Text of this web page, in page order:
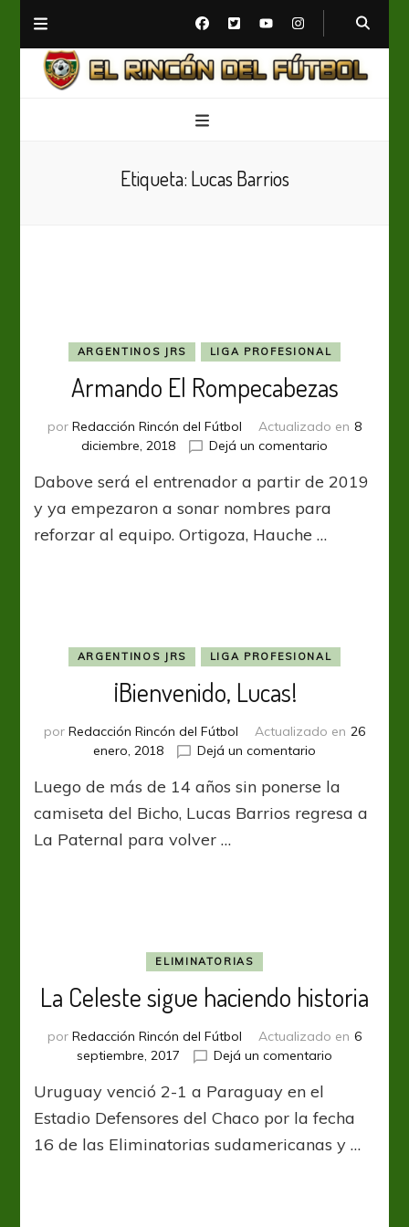
Etiqueta: Lucas Barrios
ARGENTINOS JRS LIGA PROFESIONAL
Armando El Rompecabezas
por Redacción Rincón del Fútbol Actualizado en 8
diciembre, 2018
Dejá un comentario
El
Dabove será el entrenador a partir de 2019
y ya empezaron a sonar nombres para
reforzar al equipo. Ortigoza, Hauche …
ARGENTINOS JRS LIGA PROFESIONAL
¡Bienvenido, Lucas!
por Redacción Rincón del Fútbol Actualizado en 26
enero, 2018
Dejá un comentario
Lucas!
Luego de más de 14 años sin ponerse la
camiseta del Bicho, Lucas Barrios regresa a
La Paternal para volver …
ELIMINATORIAS
La Celeste sigue haciendo historia
por Redacción Rincón del Fútbol Actualizado en 6
septiembre, 2017
Dejá un comentario
sigue
historia
Uruguay venció 2-1 a Paraguay en el
Estadio Defensores del Chaco por la fecha
16 de las Eliminatorias sudamericanas y …